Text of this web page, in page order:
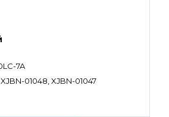
7A
01048, XJBN-01047